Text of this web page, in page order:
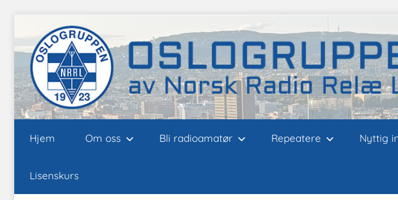
to
content
Oslogruppen
av
Hjem Om oss Bli radioamatør Repeatere Nyttig
Lisenskurs